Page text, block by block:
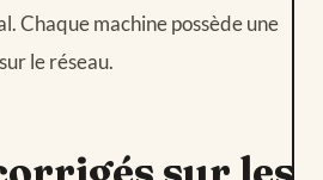
Chaque machine possède une
le réseau.